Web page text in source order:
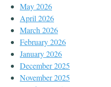
May 2026
April 2026
March 2026
February 2026
January 2026
December 2025
November 2025